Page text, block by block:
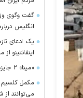
گفت وگوی
انگلیس
یک ادعای
اینفانتینو
«مینا» ۲ جایزه از راه ابریشم گرفت
می‌توانند